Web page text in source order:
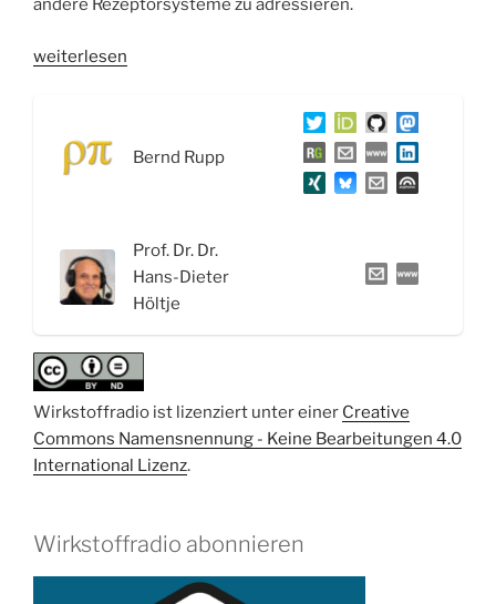
andere Rezeptorsysteme zu adressieren.
„WSR059
epileptischer
Anfälle“
weiterlesen
Bernd Rupp
Prof. Dr. Dr.
Hans-Dieter
Höltje
Wirkstoffradio ist lizenziert unter einer Creative
Commons Namensnennung - Keine Bearbeitungen 4.0
International Lizenz.
Wirkstoffradio abonnieren